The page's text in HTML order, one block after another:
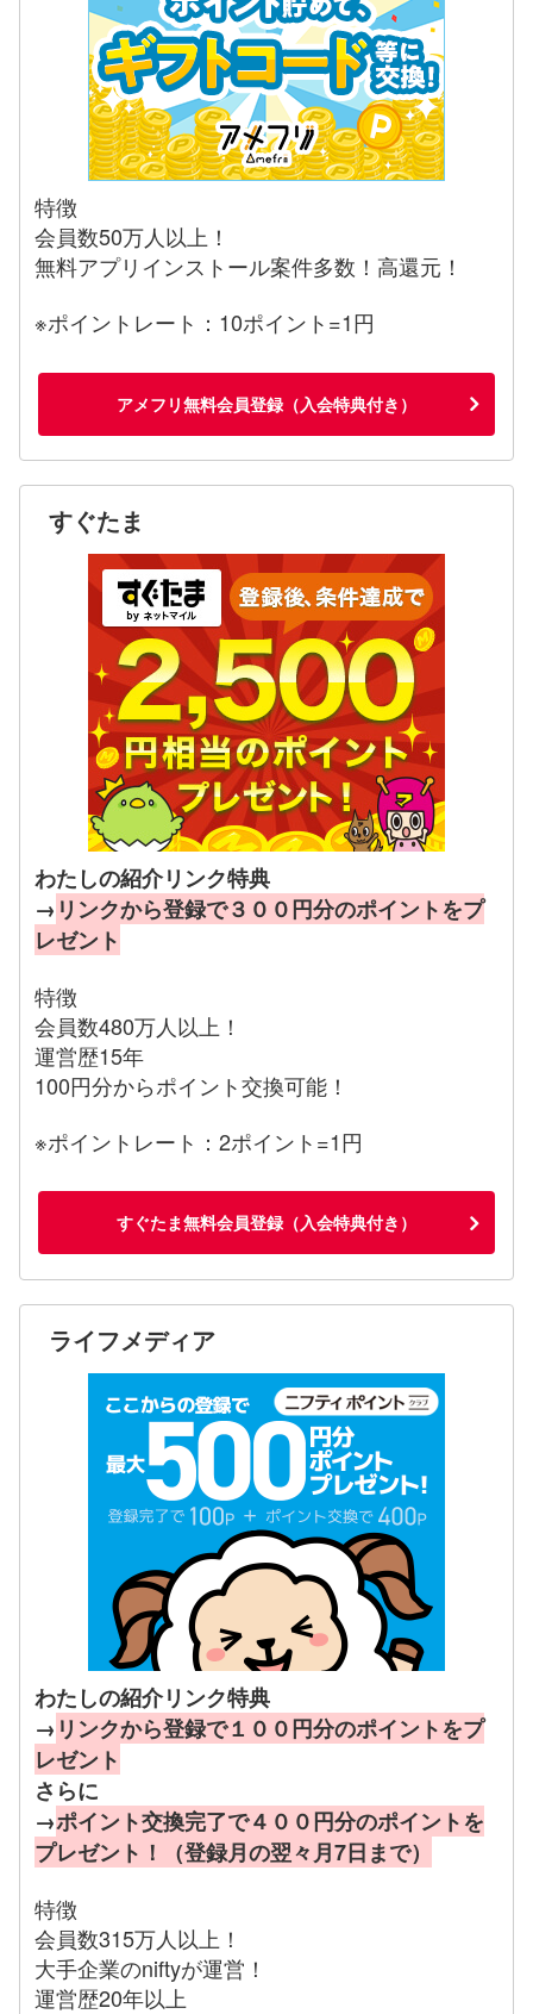
特徴
会員数50万人以上！
無料アプリインストール案件多数！高還元！
※ポイントレート：10ポイント=1円
アメフリ無料会員登録（入会特典付き）
すぐたま
わたしの紹介リンク特典
→ リンクから登録で３００円分のポイントをプ
レゼント
特徴
会員数480万人以上！
運営歴15年
100円分からポイント交換可能！
※ポイントレート：2ポイント=1円
すぐたま無料会員登録（入会特典付き）
ライフメディア
わたしの紹介リンク特典
→ リンクから登録で１００円分のポイントをプ
レゼント
さらに
→ポイント交換完了で４００円分のポイントを
プレゼント！（登録月の翌々月7日まで）
特徴
会員数315万人以上！
大手企業のniftyが運営！
運営歴20年以上